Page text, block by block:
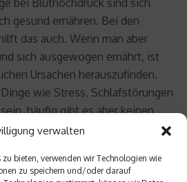
verwalten
bieten, verwenden wir Technologien wie
zu speichern und/oder darauf
gesund ernähren. Bei den
das auch. Wenn man aber
sich ausgewogen ernährt, ist
Ursachen herauszufinden.
wie Stress, Schlafstörungen
häufig gibt es aber keinen
dem Fall, man spricht auch von
zu bekommen. In der Regel